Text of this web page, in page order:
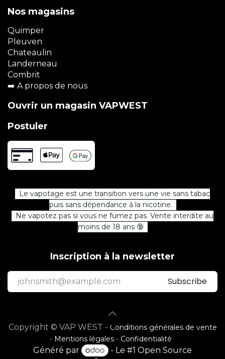
Nos magasins
Quimper
Pleuven
Chateaulin
Landerneau
Combrit
➡️ A propos de nous
Ouvrir un magasin VAPWEST
Postuler
Le vapotage est une transition vers une vie sans tabac
puis sans dépendance à la nicotine.
Ne vapotez pas si vous ne fumez pas. Vente interdite au
moins de 18 ans 🔞
Inscription à la newsletter
Subscribe
Copyright © VAP WEST - Conditions générales de vente
- Mentions légales- Confidentialité
Généré par - Le #1Open Source